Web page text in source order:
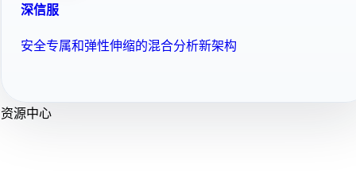
深信服
安全专属和弹性伸缩的混合分析新架构
资源中心